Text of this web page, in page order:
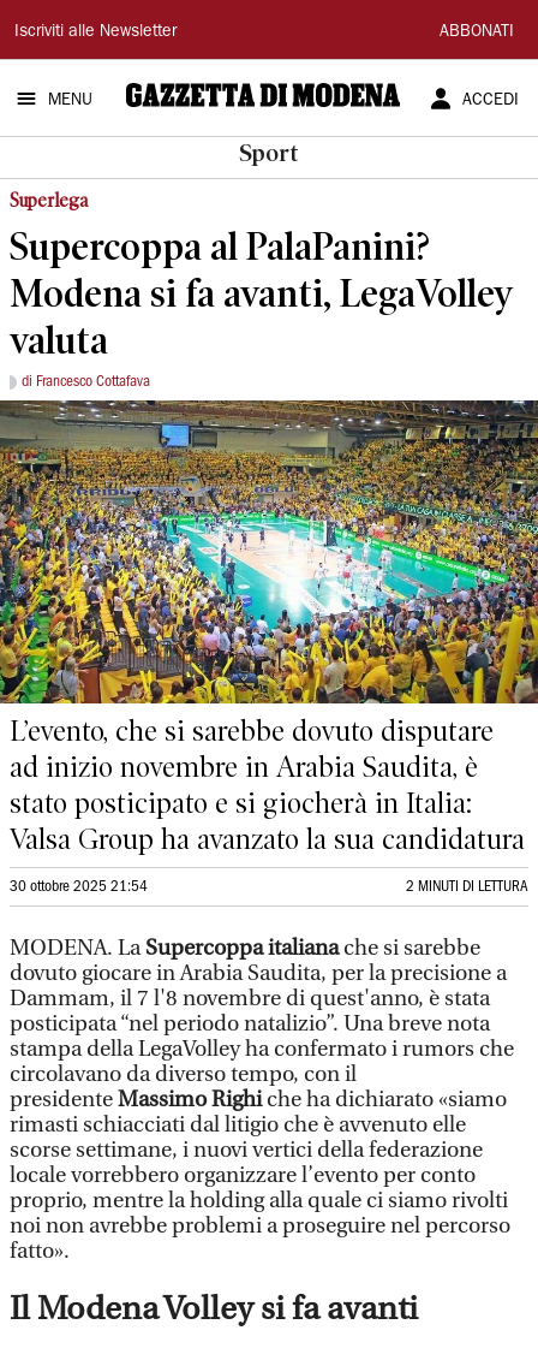
Gazzetta
di
Modena
Iscriviti alle Newsletter ABBONATI
MENU ACCEDI
Sport
Superlega
Supercoppa al PalaPanini?
Modena si fa avanti, LegaVolley
valuta
di Francesco Cottafava
L’evento, che si sarebbe dovuto disputare
ad inizio novembre in Arabia Saudita, è
stato posticipato e si giocherà in Italia:
Valsa Group ha avanzato la sua candidatura
30 ottobre 2025 21:54 2 MINUTI DI LETTURA
MODENA. LaSupercoppa italianache si sarebbe
dovuto giocare in Arabia Saudita, per la precisione a
Dammam, il 7 l'8 novembre di quest'anno, è stata
posticipata “nel periodo natalizio”. Una breve nota
stampa della LegaVolley ha confermato i rumors che
circolavano da diverso tempo, con il
presidenteMassimo Righiche ha dichiarato «siamo
rimasti schiacciati dal litigio che è avvenuto elle
scorse settimane, i nuovi vertici della federazione
locale vorrebbero organizzare l’evento per conto
proprio, mentre la holding alla quale ci siamo rivolti
noi non avrebbe problemi a proseguire nel percorso
fatto».
Il Modena Volley si fa avanti